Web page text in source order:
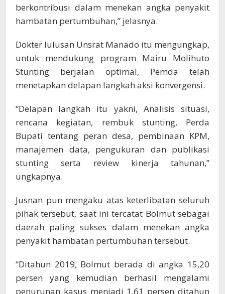
berkontribusi dalam menekan angka penyakit
hambatan pertumbuhan,” jelasnya.
Dokter lulusan Unsrat Manado itu mengungkap,
untuk mendukung program Mairu Molihuto
Stunting berjalan optimal, Pemda telah
menetapkan delapan langkah aksi konvergensi.
“Delapan langkah itu yakni, Analisis situasi,
rencana kegiatan, rembuk stunting, Perda
Bupati tentang peran desa, pembinaan KPM,
manajemen data, pengukuran dan publikasi
stunting serta review kinerja tahunan,”
ungkapnya.
Jusnan pun mengaku atas keterlibatan seluruh
pihak tersebut, saat ini tercatat Bolmut sebagai
daerah paling sukses dalam menekan angka
penyakit hambatan pertumbuhan tersebut.
“Ditahun 2019, Bolmut berada di angka 15,20
persen yang kemudian berhasil mengalami
penurunan kasus menjadi 1,61 persen ditahun